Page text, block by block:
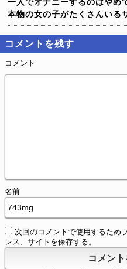
一人でオナニーするのはやめ
本物の女の子がたくさんい
コメントを残す
コメント
名前
次回のコメントで使用するため
レス、サイトを保存する。